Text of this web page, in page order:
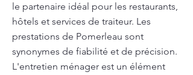
le partenaire idéal pour les restaurants,
hôtels et services de traiteur. Les
prestations de Pomerleau sont
synonymes de fiabilité et de précision.
L'entretien ménager est un élément